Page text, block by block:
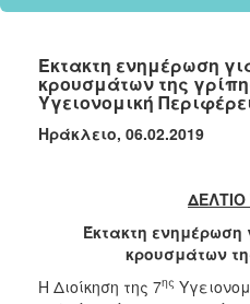
2024
2022
2021
2020
2017
Έκτακτη ενημέρωση
κρουσμάτων της
Υγειονομική
Ηράκλειο, 06.02.2019
Έκτακτη
κρουσμάτων
Η Διοίκηση της 7ης